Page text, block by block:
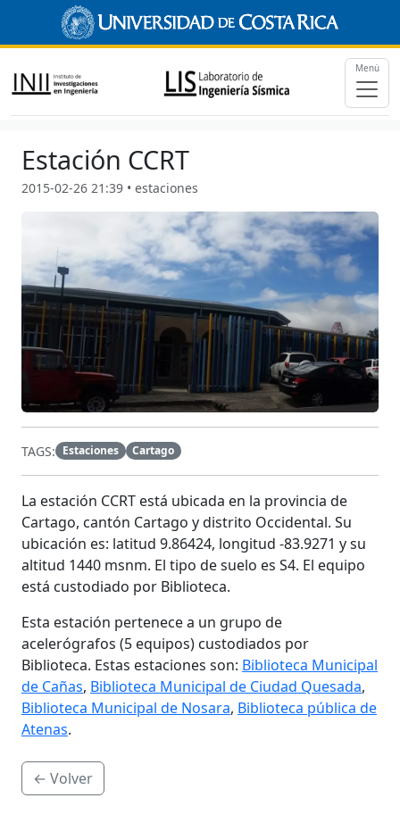
Menú
Estación CCRT
2015-02-26 21:39 • estaciones
TAGS: Estaciones Cartago
La estación CCRT está ubicada en la provincia de
Cartago, cantón Cartago y distrito Occidental. Su
ubicación es: latitud 9.86424, longitud -83.9271 y su
altitud 1440 msnm. El tipo de suelo es S4. El equipo
está custodiado por Biblioteca.
Esta estación pertenece a un grupo de
acelerógrafos (5 equipos) custodiados por
Biblioteca. Estas estaciones son: Biblioteca Municipal
de Cañas, Biblioteca Municipal de Ciudad Quesada,
Biblioteca Municipal de Nosara, Biblioteca pública de
Atenas.
← Volver